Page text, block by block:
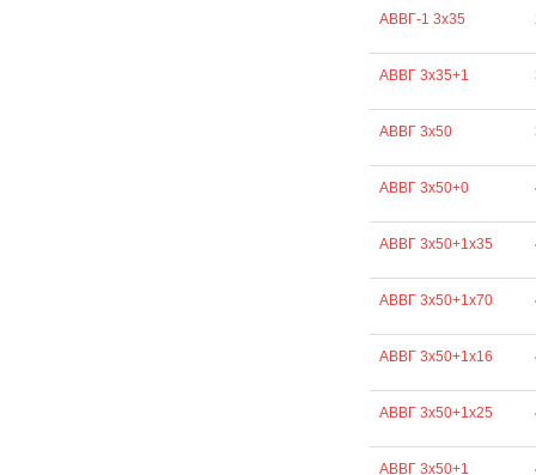
АВВГ-1 3х35
АВВГ 3х35+1
АВВГ 3х50
АВВГ 3х50+0
АВВГ 3х50+1х35
АВВГ 3х50+1х70
АВВГ 3х50+1х16
АВВГ 3х50+1х25
АВВГ 3х50+1